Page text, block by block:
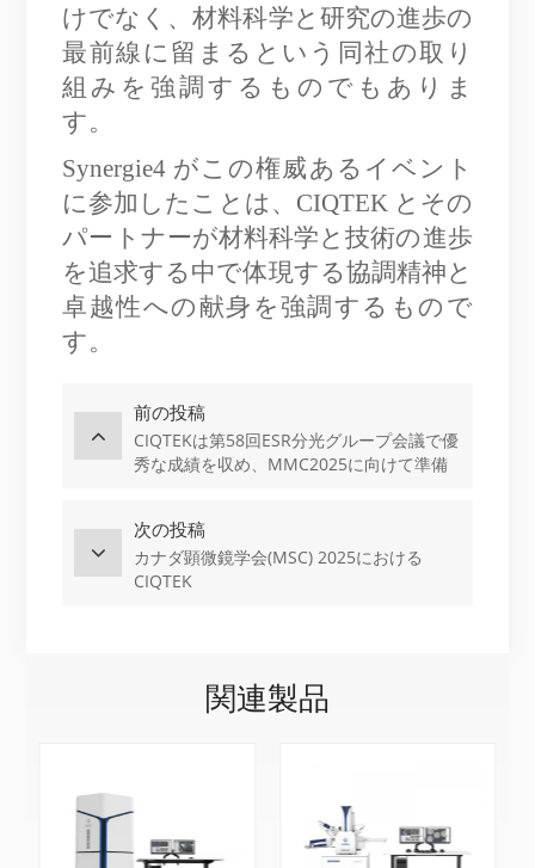
けでなく、材料科学と研究の進歩の
最前線に留まるという同社の取り
組みを強調するものでもありま
す。
Synergie4 がこの権威あるイベント
に参加したことは、CIQTEK とその
パートナーが材料科学と技術の進歩
を追求する中で体現する協調精神と
卓越性への献身を強調するもので
す。
前の投稿
CIQTEKは第58回ESR分光グループ会議で優
秀な成績を収め、MMC2025に向けて準備
次の投稿
カナダ顕微鏡学会(MSC) 2025における
CIQTEK
関連製品